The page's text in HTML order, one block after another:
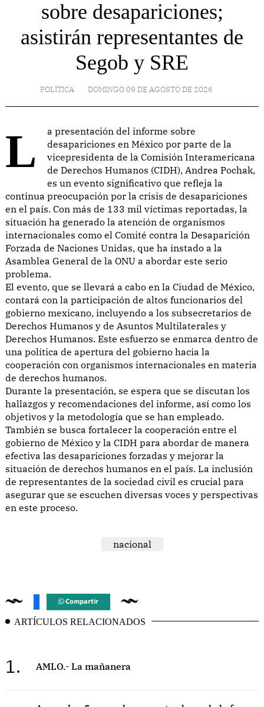
sobre desapariciones;
asistirán representantes de
Segob y SRE
POLÍTICA DOMINGO 09 DE AGOSTO DE 2026
La presentación del informe sobre
desapariciones en México por parte de la
vicepresidenta de la Comisión Interamericana
de Derechos Humanos (CIDH), Andrea Pochak,
es un evento significativo que refleja la
continua preocupación por la crisis de desapariciones
en el país. Con más de 133 mil víctimas reportadas, la
situación ha generado la atención de organismos
internacionales como el Comité contra la Desaparición
Forzada de Naciones Unidas, que ha instado a la
Asamblea General de la ONU a abordar este serio
problema.
El evento, que se llevará a cabo en la Ciudad de México,
contará con la participación de altos funcionarios del
gobierno mexicano, incluyendo a los subsecretarios de
Derechos Humanos y de Asuntos Multilaterales y
Derechos Humanos. Este esfuerzo se enmarca dentro de
una política de apertura del gobierno hacia la
cooperación con organismos internacionales en materia
de derechos humanos.
Durante la presentación, se espera que se discutan los
hallazgos y recomendaciones del informe, así como los
objetivos y la metodología que se han empleado.
También se busca fortalecer la cooperación entre el
gobierno de México y la CIDH para abordar de manera
efectiva las desapariciones forzadas y mejorar la
situación de derechos humanos en el país. La inclusión
de representantes de la sociedad civil es crucial para
asegurar que se escuchen diversas voces y perspectivas
en este proceso.
nacional
Compartir
ARTÍCULOS RELACIONADOS
1. AMLO.- La mañanera